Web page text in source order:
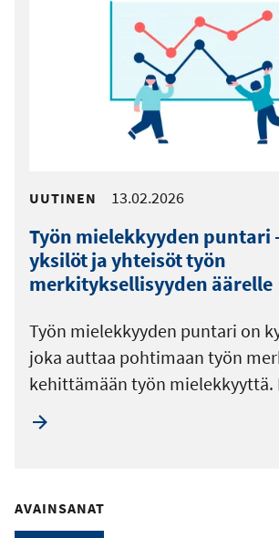
UUTINEN 13.02.2026
Työn mielekkyyden puntari
yksilöt ja yhteisöt työn
merkityksellisyyden äärelle
Työn mielekkyyden puntari on
joka auttaa pohtimaan työn
kehittämään työn
AVAINSANAT